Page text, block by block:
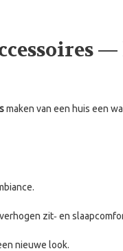
maken van een huis een
zit‑ en
nieuwe look.